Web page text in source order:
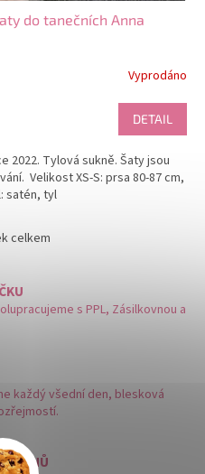
do tanečních Anna
Vyprodáno
DETAIL
2022. Tylová sukně. Šaty jsou
Velikost XS-S: prsa 80-87 cm,
satén, tyl
O
l
á
d
r
v
k
y
v
celkem
s PPL, Zásilkovnou a
každý všední den, blesková
14 DNŮ